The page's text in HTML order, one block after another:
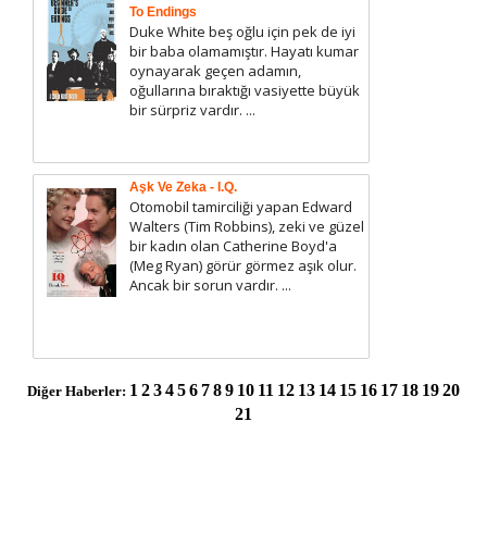
To Endings
Duke White beş oğlu için pek de iyi
bir baba olamamıştır. Hayatı kumar
oynayarak geçen adamın,
oğullarına bıraktığı vasiyette büyük
bir sürpriz vardır. ...
Aşk Ve Zeka - I.Q.
Otomobil tamirciliği yapan Edward
Walters (Tim Robbins), zeki ve güzel
bir kadın olan Catherine Boyd'a
(Meg Ryan) görür görmez aşık olur.
Ancak bir sorun vardır. ...
Diğer Haberler: 1 23456 789 10 11 12 13 14 15 16 17 18 1920
21